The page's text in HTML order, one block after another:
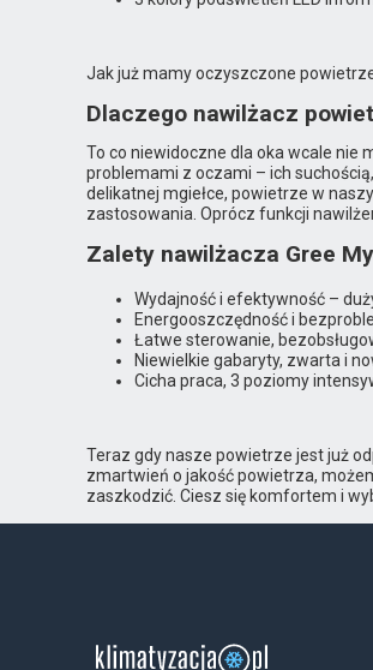
Jak już mamy oczyszczone
Dlaczego nawilżacz
To co niewidoczne dla oka wcale nie
problemami z oczami – ich
delikatnej mgiełce, powietrze w
zastosowania. Oprócz funkcji
Zalety nawilżacza Gree
Wydajność i efektywność –
Energooszczędność i
Łatwe sterowanie,
Niewielkie gabaryty, zwarta i
Cicha praca, 3 poziomy
Teraz gdy nasze powietrze jest już
zmartwień o jakość powietrza,
zaszkodzić. Ciesz się komfortem i